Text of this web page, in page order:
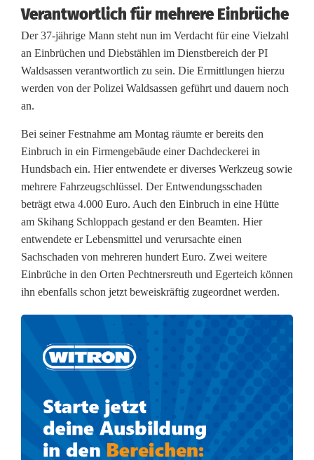
a
p
p
t
P
o
l
i
z
e
Verantwortlich für mehrere Einbrüche
Der 37-jährige Mann steht nun im Verdacht für eine Vielzahl
an Einbrüchen und Diebstählen im Dienstbereich der PI
Waldsassen verantwortlich zu sein. Die Ermittlungen hierzu
werden von der Polizei Waldsassen geführt und dauern noch
an.
Bei seiner Festnahme am Montag räumte er bereits den
Einbruch in ein Firmengebäude einer Dachdeckerei in
Hundsbach ein. Hier entwendete er diverses Werkzeug sowie
mehrere Fahrzeugschlüssel. Der Entwendungsschaden
beträgt etwa 4.000 Euro. Auch den Einbruch in eine Hütte
am Skihang Schloppach gestand er den Beamten. Hier
entwendete er Lebensmittel und verursachte einen
Sachschaden von mehreren hundert Euro. Zwei weitere
Einbrüche in den Orten Pechtnersreuth und Egerteich können
ihn ebenfalls schon jetzt beweiskräftig zugeordnet werden.